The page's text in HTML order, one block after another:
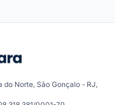
do Norte, São Gonçalo - RJ,